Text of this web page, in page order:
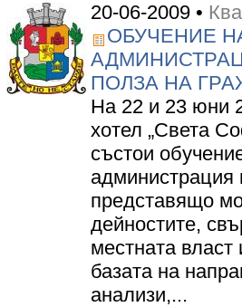
20-06-2009 •
ОБУЧЕНИЕ
ПОЛЗА НА
На 22 и 23 юни
хотел „Света
състои
представящо
дейностите,
местната власт
базата на
анализи,...